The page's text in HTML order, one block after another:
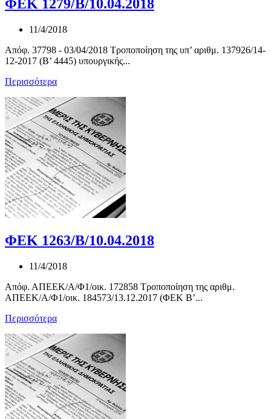
ΦΕΚ 1279/Β/10.04.2018
11/4/2018
Απόφ. 37798 - 03/04/2018 Τροποποίηση της υπ’ αριθμ. 137926/14-
12-2017 (Β’ 4445) υπουργικής...
Περισσότερα
ΦΕΚ 1263/Β/10.04.2018
11/4/2018
Απόφ. ΑΠΕΕΚ/Α/Φ1/οικ. 172858 Τροποποίηση της αριθμ.
ΑΠΕΕΚ/Α/Φ1/οικ. 184573/13.12.2017 (ΦΕΚ Β’...
Περισσότερα